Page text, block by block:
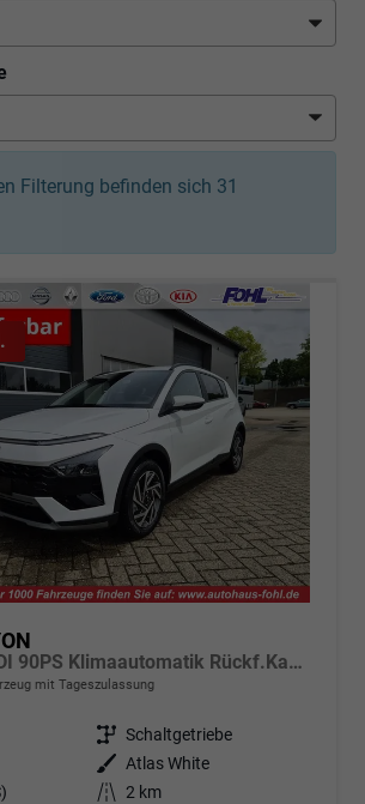
Filterung befinden sich 31
Trend 1.0 T-GDI 90PS Klimaautomatik Rückf.Kamera Parksensoren Sitzheizung Lenkradheizung Bluetooth Touchscreen Tempomat Apple CarPlay + Android Auto 16"LM
mit Tageszulassung
Getriebe Schaltgetriebe
Außenfarbe Atlas White
Kilometerstand 2 km